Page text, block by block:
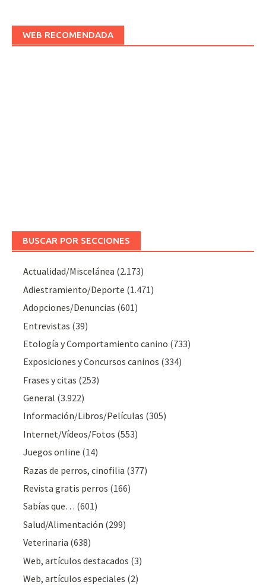
WEB RECOMENDADA
BUSCAR POR SECCIONES
Actualidad/Miscelánea (2.173)
Adiestramiento/Deporte (1.471)
Adopciones/Denuncias (601)
Entrevistas (39)
Etología y Comportamiento canino (733)
Exposiciones y Concursos caninos (334)
Frases y citas (253)
General (3.922)
Información/Libros/Películas (305)
Internet/Vídeos/Fotos (553)
Juegos online (14)
Razas de perros, cinofilia (377)
Revista gratis perros (166)
Sabías que… (601)
Salud/Alimentación (299)
Veterinaria (638)
Web, artículos destacados (3)
Web, artículos especiales (2)